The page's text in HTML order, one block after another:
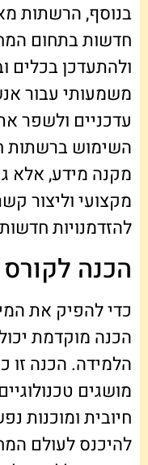
בנוסף, הרשתות
חדשות בתחום
ולהתעדכן בכלים
משמעותי עבור
עדכניים ולשפר
השימוש ברשתות
מקנה מידע, אלא
מקצועי וליצור
להזדמנויות
הכנה
כדי להפיק את
הכנה מוקדמת
הלמידה. הכנה זו
מושגים
חיובית ומוכנות
להיכנס לעולם